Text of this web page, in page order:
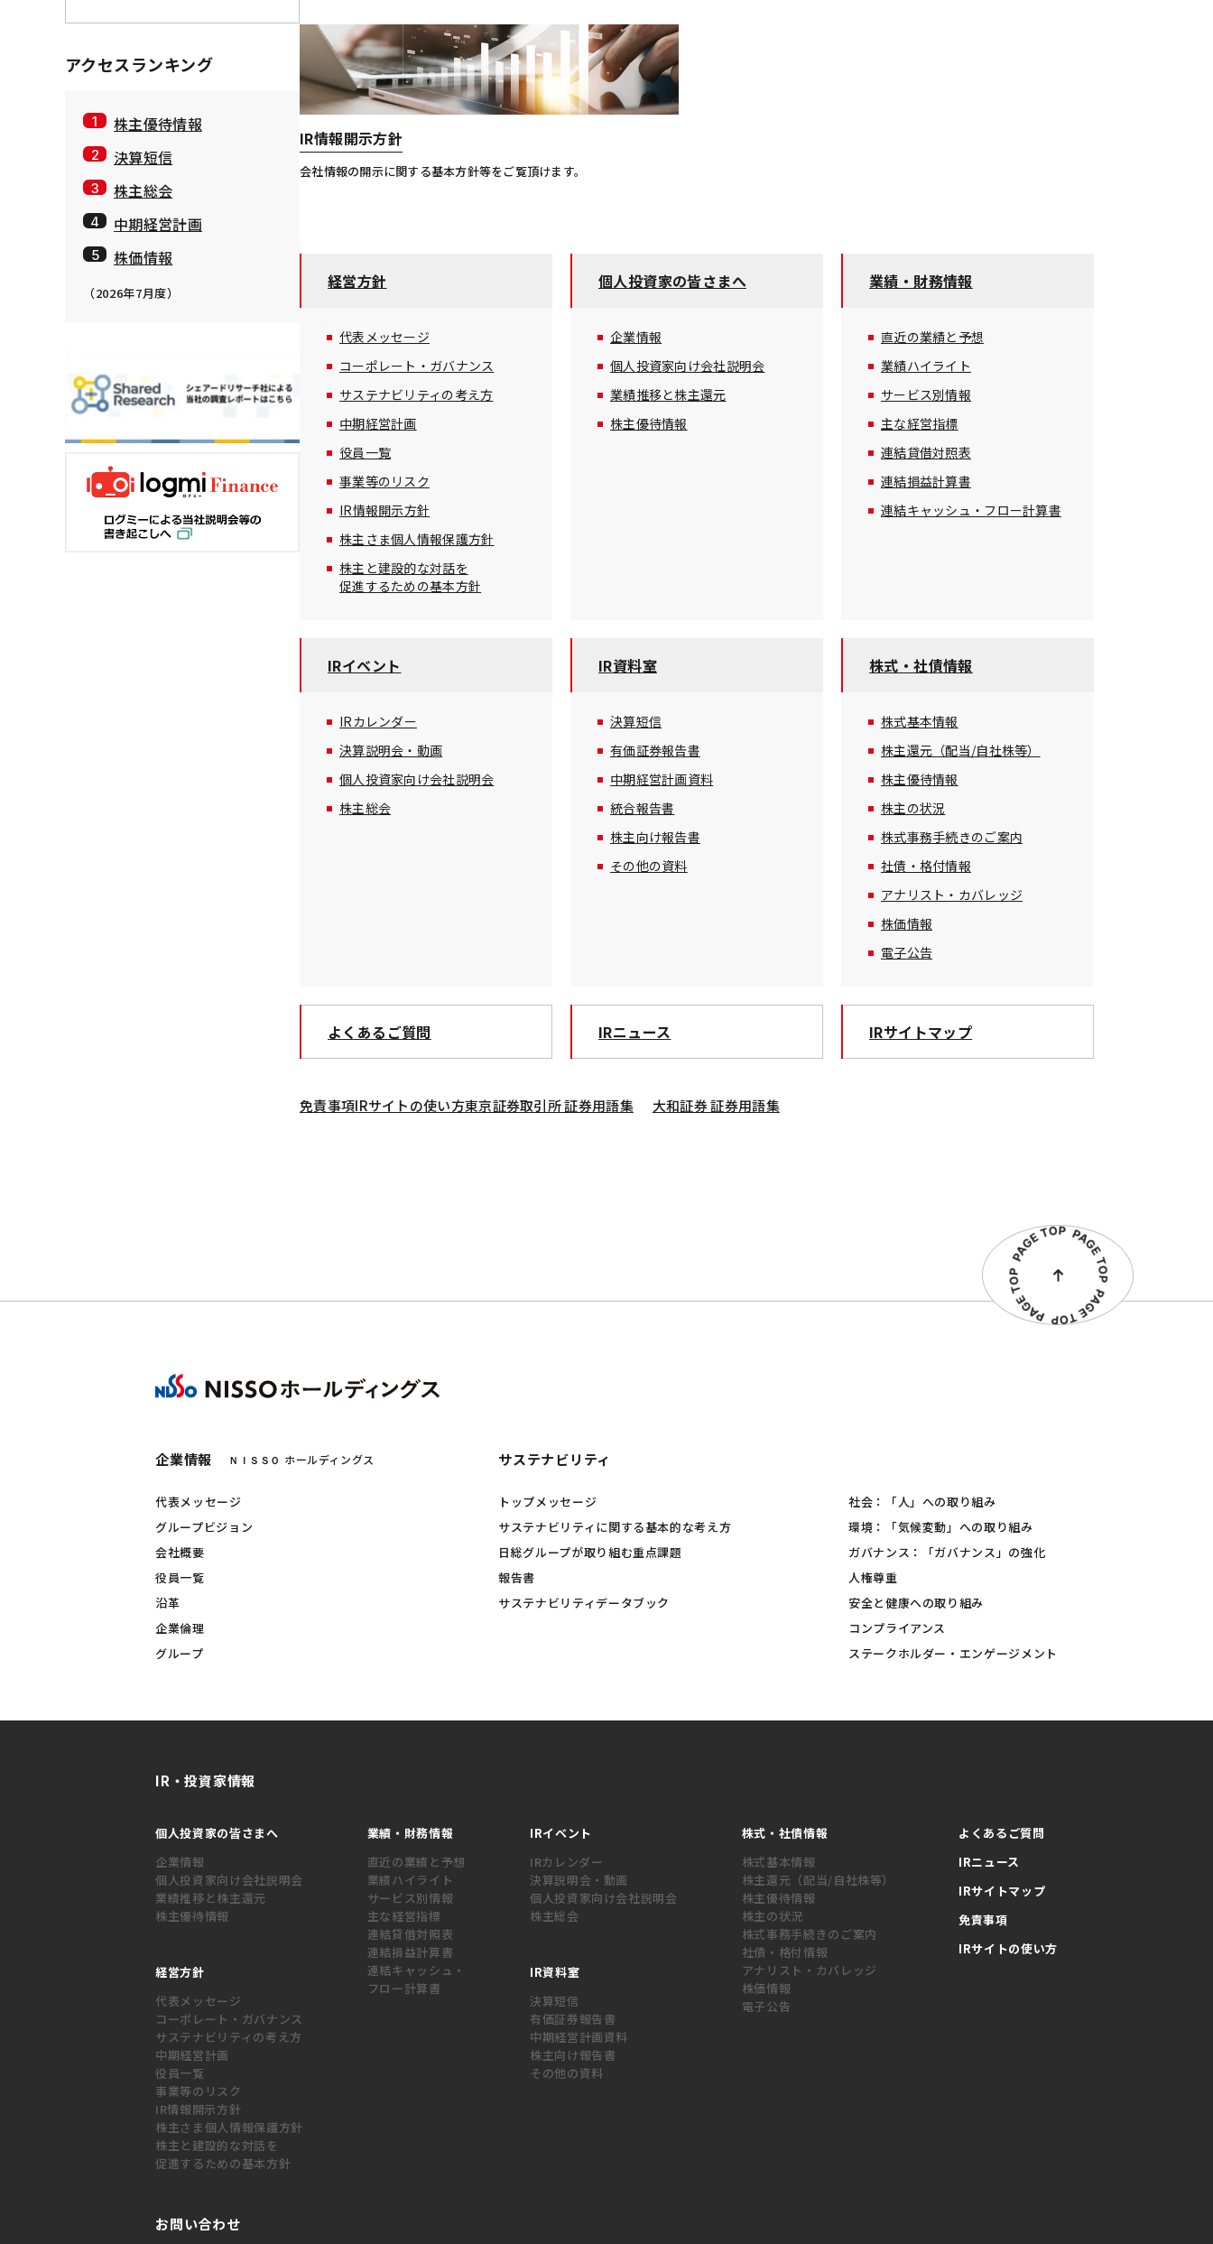
アクセスランキング
株主優待情報
決算短信
株主総会
中期経営計画
株価情報
（2026年7月度）
IR情報開示方針
会社情報の開示に関する基本方針等をご覧頂けます。
経営方針
代表メッセージ
コーポレート・ガバナンス
サステナビリティの考え方
中期経営計画
役員一覧
事業等のリスク
IR情報開示方針
株主さま個人情報保護方針
株主と建設的な対話を
促進するための基本方針
個人投資家の皆さまへ
企業情報
個人投資家向け会社説明会
業績推移と株主還元
株主優待情報
業績・財務情報
直近の業績と予想
業績ハイライト
サービス別情報
主な経営指標
連結貸借対照表
連結損益計算書
連結キャッシュ・フロー計算書
IRイベント
IRカレンダー
決算説明会・動画
個人投資家向け会社説明会
株主総会
IR資料室
決算短信
有価証券報告書
中期経営計画資料
統合報告書
株主向け報告書
その他の資料
株式・社債情報
株式基本情報
株主還元（配当/自社株等）
株主優待情報
株主の状況
株式事務手続きのご案内
社債・格付情報
アナリスト・カバレッジ
株価情報
電子公告
よくあるご質問 IRニュース IRサイトマップ
免責事項IRサイトの使い方東京証券取引所 証券用語集 大和証券 証券用語集
企業情報 ＮＩＳＳＯ ホールディングス
代表メッセージ
グループビジョン
会社概要
役員一覧
沿革
企業倫理
グループ
サステナビリティ
トップメッセージ
サステナビリティに関する基本的な考え方
日総グループが取り組む重点課題
報告書
サステナビリティデータブック
社会：「人」への取り組み
環境：「気候変動」への取り組み
ガバナンス：「ガバナンス」の強化
人権尊重
安全と健康への取り組み
コンプライアンス
ステークホルダー・エンゲージメント
IR・投資家情報
個人投資家の皆さまへ
企業情報
個人投資家向け会社説明会
業績推移と株主還元
株主優待情報
経営方針
代表メッセージ
コーポレート・ガバナンス
サステナビリティの考え方
中期経営計画
役員一覧
事業等のリスク
IR情報開示方針
株主さま個人情報保護方針
株主と建設的な対話を
促進するための基本方針
業績・財務情報
直近の業績と予想
業績ハイライト
サービス別情報
主な経営指標
連結貸借対照表
連結損益計算書
連結キャッシュ・
フロー計算書
IRイベント
IRカレンダー
決算説明会・動画
個人投資家向け会社説明会
株主総会
IR資料室
決算短信
有価証券報告書
中期経営計画資料
株主向け報告書
その他の資料
株式・社債情報
株式基本情報
株主還元（配当/自社株等）
株主優待情報
株主の状況
株式事務手続きのご案内
社債・格付情報
アナリスト・カバレッジ
株価情報
電子公告
よくあるご質問
IRニュース
IRサイトマップ
免責事項
IRサイトの使い方
お問い合わせ